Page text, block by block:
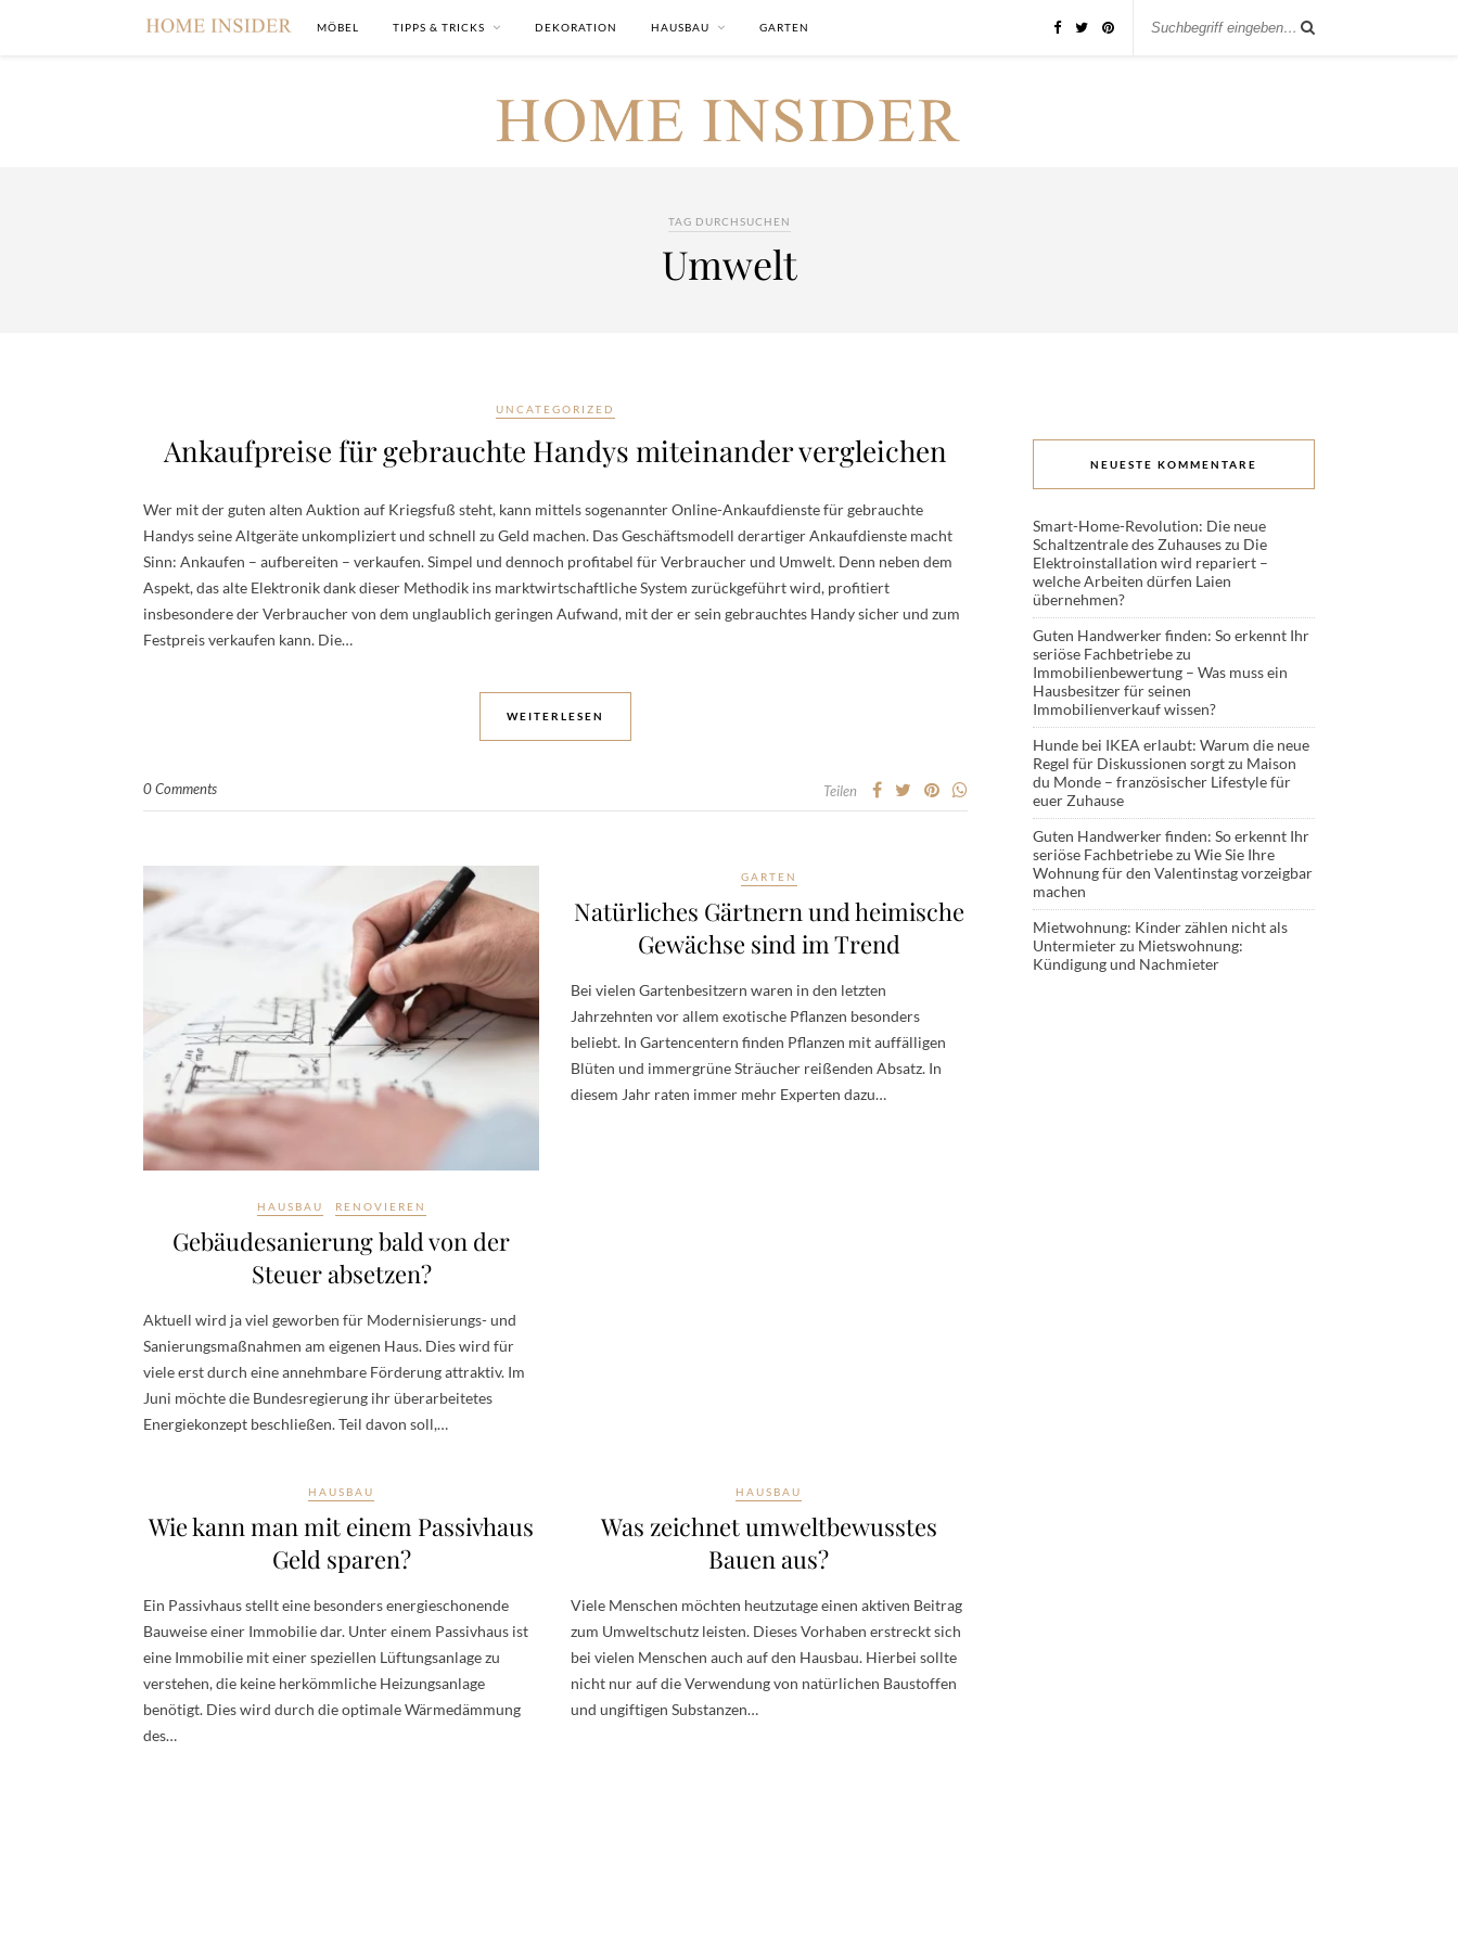
MÖBEL TIPPS & TRICKS DEKORATION HAUSBAU GARTEN
TAG DURCHSUCHEN
Umwelt
UNCATEGORIZED
Ankaufpreise für gebrauchte Handys miteinander vergleichen
Wer mit der guten alten Auktion auf Kriegsfuß steht, kann mittels sogenannter Online-Ankaufdienste für gebrauchte
Handys seine Altgeräte unkompliziert und schnell zu Geld machen. Das Geschäftsmodell derartiger Ankaufdienste macht
Sinn: Ankaufen – aufbereiten – verkaufen. Simpel und dennoch profitabel für Verbraucher und Umwelt. Denn neben dem
Aspekt, das alte Elektronik dank dieser Methodik ins marktwirtschaftliche System zurückgeführt wird, profitiert
insbesondere der Verbraucher von dem unglaublich geringen Aufwand, mit der er sein gebrauchtes Handy sicher und zum
Festpreis verkaufen kann. Die…
WEITERLESEN
0 Comments Teilen
HAUSBAU RENOVIEREN
Gebäudesanierung bald von der
Steuer absetzen?
Aktuell wird ja viel geworben für Modernisierungs- und
Sanierungsmaßnahmen am eigenen Haus. Dies wird für
viele erst durch eine annehmbare Förderung attraktiv. Im
Juni möchte die Bundesregierung ihr überarbeitetes
Energiekonzept beschließen. Teil davon soll,…
GARTEN
Natürliches Gärtnern und heimische
Gewächse sind im Trend
Bei vielen Gartenbesitzern waren in den letzten
Jahrzehnten vor allem exotische Pflanzen besonders
beliebt. In Gartencentern finden Pflanzen mit auffälligen
Blüten und immergrüne Sträucher reißenden Absatz. In
diesem Jahr raten immer mehr Experten dazu…
HAUSBAU
Wie kann man mit einem Passivhaus
Geld sparen?
Ein Passivhaus stellt eine besonders energieschonende
Bauweise einer Immobilie dar. Unter einem Passivhaus ist
eine Immobilie mit einer speziellen Lüftungsanlage zu
verstehen, die keine herkömmliche Heizungsanlage
benötigt. Dies wird durch die optimale Wärmedämmung
des…
HAUSBAU
Was zeichnet umweltbewusstes
Bauen aus?
Viele Menschen möchten heutzutage einen aktiven Beitrag
zum Umweltschutz leisten. Dieses Vorhaben erstreckt sich
bei vielen Menschen auch auf den Hausbau. Hierbei sollte
nicht nur auf die Verwendung von natürlichen Baustoffen
und ungiftigen Substanzen…
NEUESTE KOMMENTARE
Smart-Home-Revolution: Die neue
Schaltzentrale des Zuhauseszu Die
Elektroinstallation wird repariert –
welche Arbeiten dürfen Laien
übernehmen?
Guten Handwerker finden: So erkennt Ihr
seriöse Fachbetriebezu
Immobilienbewertung – Was muss ein
Hausbesitzer für seinen
Immobilienverkauf wissen?
Hunde bei IKEA erlaubt: Warum die neue
Regel für Diskussionen sorgtzu Maison
du Monde – französischer Lifestyle für
euer Zuhause
Guten Handwerker finden: So erkennt Ihr
seriöse Fachbetriebezu Wie Sie Ihre
Wohnung für den Valentinstag vorzeigbar
machen
Mietwohnung: Kinder zählen nicht als
Untermieterzu Mietswohnung:
Kündigung und Nachmieter